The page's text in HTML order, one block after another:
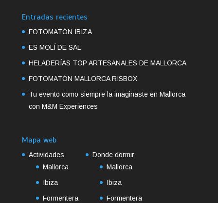
Entradas recientes
FOTOMATÓN IBIZA
ES MOLÍ DE SAL
HELADERÍAS TOP ARTESANALES DE MALLORCA
FOTOMATÓN MALLORCA RISBOX
Tu evento como siempre la imaginaste en Mallorca
con M&M Experiences
Mapa web
Actividades
Mallorca
Ibiza
Formentera
Donde dormir
Mallorca
Ibiza
Formentera